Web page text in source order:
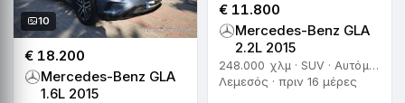
10
€ 18.200
Mercedes-Benz GLA
1.6L 2015
€ 11.800
Mercedes-Benz GLA
2.2L 2015
248.000 χλμ · SUV · Αυτόματο
Λεμεσός · πριν 16 μέρες